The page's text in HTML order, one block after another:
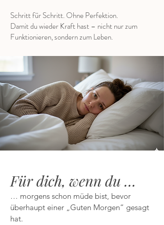
Schritt für Schritt. Ohne Perfektion.
Damit du wieder Kraft hast – nicht nur zum
Funktionieren, sondern zum Leben.
Für dich, wenn du …
… morgens schon müde bist, bevor
überhaupt einer „Guten Morgen“ gesagt
hat.